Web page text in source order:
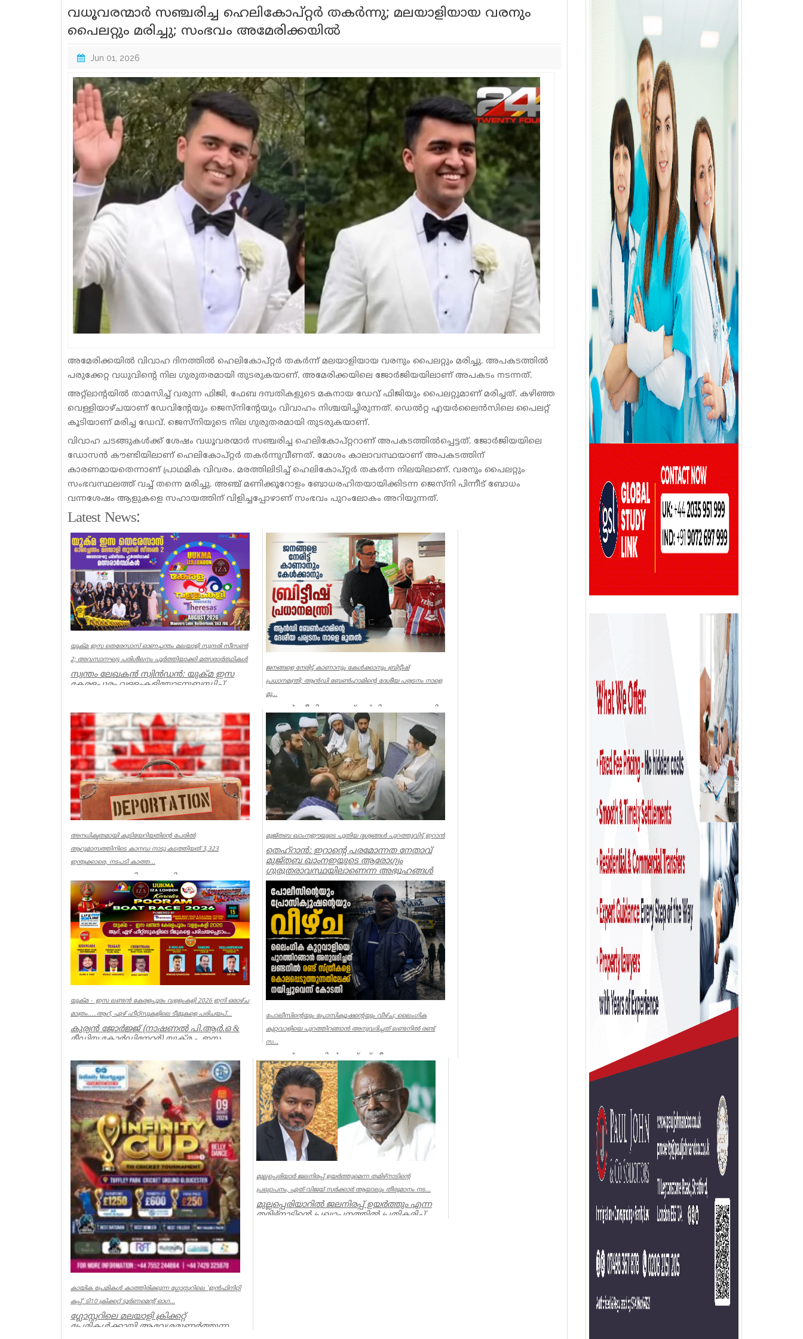
വധൂവരന്മാര്‍ സഞ്ചരിച്ച ഹെലികോപ്റ്റര്‍ തകര്‍ന്നു; മലയാളിയായ വരനും
പൈലറ്റും മരിച്ചു; സംഭവം അമേരിക്കയില്‍
Jun 01, 2026
അമേരിക്കയില്‍ വിവാഹ ദിനത്തില്‍ ഹെലികോപ്റ്റര്‍ തകര്‍ന്ന് മലയാളിയായ വരനും പൈലറ്റും മരിച്ചു. അപകടത്തില്‍
പരുക്കേറ്റ വധുവിന്റെ നില ഗുരുതരമായി തുടരുകയാണ്. അമേരിക്കയിലെ ജോര്‍ജിയയിലാണ് അപകടം നടന്നത്.
അറ്റ്‌ലാന്റയില്‍ താമസിച്ച് വരുന്ന ഫിജി, ഫേബ ദമ്പതികളുടെ മകനായ ഡേവ് ഫിജിയും പൈലറ്റുമാണ് മരിച്ചത്. കഴിഞ്ഞ
വെള്ളിയാഴ്ചയാണ് ഡേവിന്റേയും ജെസ്‌നിന്റേയും വിവാഹം നിശ്ചയിച്ചിരുന്നത്. ഡെല്‍റ്റ എയര്‍ലൈന്‍സിലെ പൈലറ്റ്
കൂടിയാണ് മരിച്ച ഡേവ്. ജെസ്‌നിയുടെ നില ഗുരുതരമായി തുടരുകയാണ്.
വിവാഹ ചടങ്ങുകള്‍ക്ക് ശേഷം വധൂവരന്മാര്‍ സഞ്ചരിച്ച ഹെലികോപ്റ്ററാണ് അപകടത്തില്‍പ്പെട്ടത്. ജോര്‍ജിയയിലെ
ഡോസന്‍ കൗണ്ടിയിലാണ് ഹെലികോപ്റ്റര്‍ തകര്‍ന്നുവീണത്. മോശം കാലാവസ്ഥയാണ് അപകടത്തിന്
കാരണമായതെന്നാണ് പ്രാഥമിക വിവരം. മരത്തിലിടിച്ച് ഹെലികോപ്റ്റര്‍ തകര്‍ന്ന നിലയിലാണ്. വരനും പൈലറ്റും
സംഭവസ്ഥലത്ത് വച്ച് തന്നെ മരിച്ചു. അഞ്ച് മണിക്കൂറോളം ബോധരഹിതയായിക്കിടന്ന ജെസ്‌നി പിന്നീട് ബോധം
വന്നശേഷം ആളുകളെ സഹായത്തിന് വിളിച്ചപ്പോഴാണ് സംഭവം പുറംലോകം അറിയുന്നത്.
Latest News:
യുക്മ ഇസ തെരേസാസ് ഓണച്ചന്തം മലയാളി സുന്ദരി സീസൺ
2; അവസാനഘട്ട പരിശീലനം പൂർത്തിയാക്കി മത്സരാർത്ഥികൾ
സ്വന്തം ലേഖകൻ സ്വിൻഡൻ: യുക്മ ഇസ
കേരളപ്പൂരം വള്ളംകളിയോടനുബന്ധിച്ച്
uukma
ജനങ്ങളെ നേരിട്ട് കാണാനും കേൾക്കാനും ബ്രിട്ടീഷ്
പ്രധാനമന്ത്രി; ആൻഡി ബേൺഹാമിന്റെ ദേശീയ പര്യടനം നാളെ
മു...
ലണ്ടൻ: ജീവിതച്ചെലവ് വർധിക്കുന്നതുമായി
ബന്ധപ്പെട്ട ജനങ്ങളുടെ ആശങ്കകൾ
നേരിട്ടറിയാനും കേൾക്കാനും ബ്രിട...
UK NEWS
അനധികൃതമായി കുടിയേറിയതിന്റെ പേരിൽ
ആറുമാസത്തിനിടെ കാനഡ നാടു കടത്തിയത് 3,323
ഇന്ത്യക്കാരെ, നടപടി കാത്ത...
ഓട്ടോവ: അനധികൃതമായി
കുടിയേറിയതിന്റെ പേരിൽ
ആറുമാസത്തിനിടെ കാനഡ
നാടുകടത്തിയത് 3,323 ഇന്ത്യക്കാരെ. കാന...
World
മുജ്തബ ഖാംനഈയുടെ പുതിയ ദൃശ്യങ്ങൾ പുറത്തുവിട്ട് ഇറാൻ
തെഹ്റാൻ: ഇറാന്റെ പരമോന്നത നേതാവ്
മുജ്തബ ഖാംനഇയുടെ ആരോഗ്യം
ഗുരുതരാവസ്ഥയിലാണെന്ന അഭ്യൂഹങ്ങൾ
പരക്കുന്ന...
World
യുക്മ - ഇസ ലണ്ടൻ കേരളപൂരം വളളംകളി 2026 ഇനി ഒരാഴ്ച
മാത്രം.....ആറ്, ഏഴ് ഹീറ്റ്സുകളിലെ ടീമുകളെ പരിചയപ്...
കുര്യൻ ജോർജ്ജ് (നാഷണൽ പി.ആർ.ഒ &
മീഡിയ കോർഡിനേറ്റർ) യുക്മ - ഇസ
Breaking News
പോലീസിന്റെയും പ്രോസിക്യൂഷന്റെയും വീഴ്ച; ലൈംഗിക
കുറ്റവാളിയെ പുറത്തിറങ്ങാൻ അനുവദിച്ചത് ലണ്ടനിൽ രണ്ട്
സ...
ലണ്ടൻ: ലണ്ടനിൽ രണ്ട് സ്ത്രീകളെ
കൊലപ്പെടുത്തിയ സംഭവത്തിൽ
പോലീസിനും പ്രോസിക്യൂഷനും ഗുരുതര
വീഴ്ച്ച സംഭ...
UK NEWS
കായിക പ്രേമികള്‍ കാത്തിരിക്കുന്ന ഗ്ലോസ്റ്ററിലെ 'ഇന്‍ഫിനിറ്റി
കപ്പ്' ടി10 ക്രിക്കറ്റ് ടൂര്‍ണമെന്റ് ഓഗ...
ഗ്ലോസ്റ്ററിലെ മലയാളി ക്രിക്കറ്റ്
പ്രേമികള്‍ക്കായി ആവേശമുണര്‍ത്തുന്ന
മുല്ലപ്പെരിയാർ ജലനിരപ്പ് ഉയർത്തുമെന്ന തമിഴ്നാടിന്റെ
പ്രഖ്യാപനം, ഏത് വിജയ് സർക്കാർ ആയാലും തീരുമാനം നട...
മുല്ലപ്പെരിയാറിൽ ജലനിരപ്പ് ഉയർത്തും എന്ന
തമിഴ്നാടിന്റെ പ്രഖ്യാപനത്തിൽ പ്രതികരിച്ച്